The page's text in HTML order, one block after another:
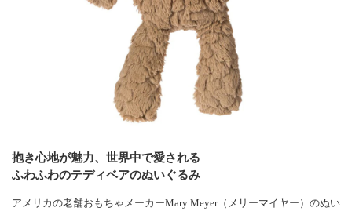
抱き心地が魅力、世界中で愛される
ふわふわのテディベアのぬいぐるみ
アメリカの老舗おもちゃメーカーMary Meyer（メリーマイヤー）のぬい